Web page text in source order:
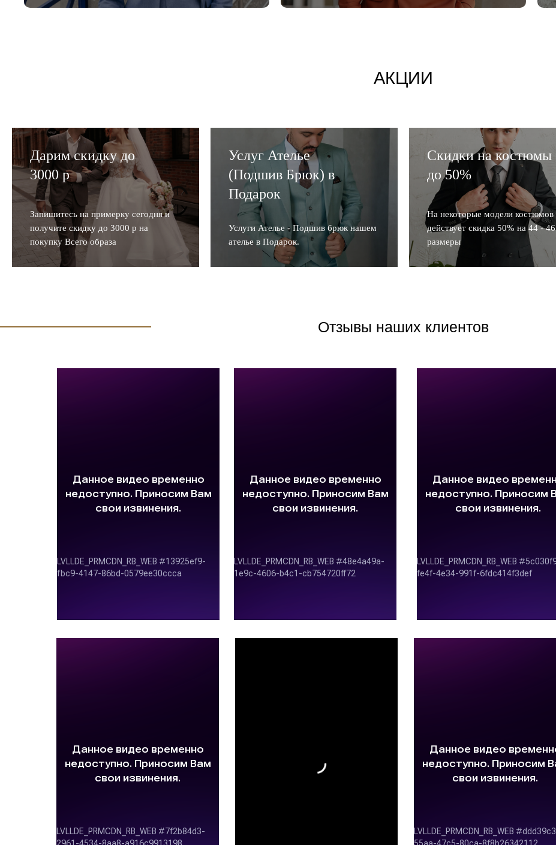
АКЦИИ
Дарим скидку до
3000 р
Запишитесь на примерку сегодня и
получите скидку до 3000 р на
покупку Всего образа
Услуг Ателье
(Подшив Брюк) в
Подарок
Услуги Ателье - Подшив брюк нашем
ателье в Подарок.
Скидки на костюмы
до 50%
На некоторые модели костюмов
действует скидка 50% на 44 - 46
размеры
Отзывы наших клиентов